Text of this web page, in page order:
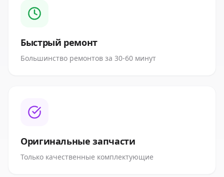
Быстрый ремонт
Большинство ремонтов за 30-60 минут
Оригинальные запчасти
Только качественные комплектующие